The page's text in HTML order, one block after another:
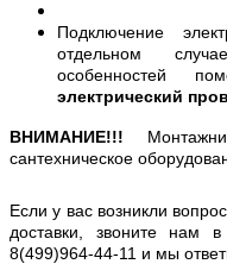
Подключение
отдельном
особенностей
электрический
ВНИМАНИЕ!!!
сантехническое
Если у вас возникли
доставки, звоните нам
8(499)964-44-11 и мы